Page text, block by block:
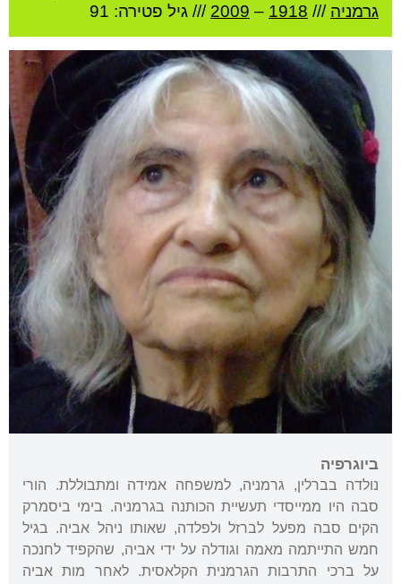
גרמניה ///
1918
–
2009 /// גיל פטירה: 91
ביוגרפיה
נולדה בברלין, גרמניה, למשפחה אמידה ומתבוללת. הורי
סבה היו ממייסדי תעשיית הכותנה בגרמניה. בימי ביסמרק
הקים סבה מפעל לברזל ולפלדה, שאותו ניהל אביה. בגיל
חמש התייתמה מאמה וגודלה על ידי אביה, שהקפיד לחנכה
על ברכי התרבות הגרמנית הקלאסית. לאחר מות אביה